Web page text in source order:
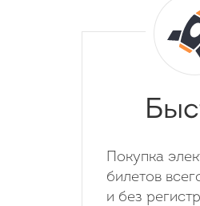
Покупка
билетов
и без